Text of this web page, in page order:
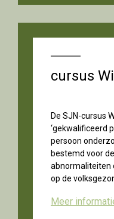
cursus
De SJN-cursus
‘gekwalificeerd
persoon
bestemd voor
abnormaliteiten
op de
Meer